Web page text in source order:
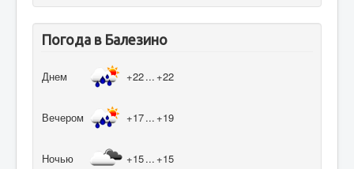
Погода в Балезино
Днем +22... +22
Вечером +17... +19
Ночью +15... +15